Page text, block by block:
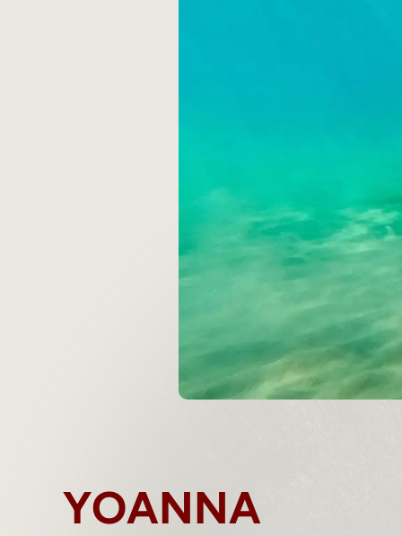
YOANNA